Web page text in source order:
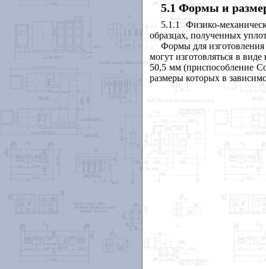
5.1 Формы и
5.1.1 Физико-
образцах, полученных
Формы для
могут изготовляться в
50,5 мм (приспособление
размеры которых в